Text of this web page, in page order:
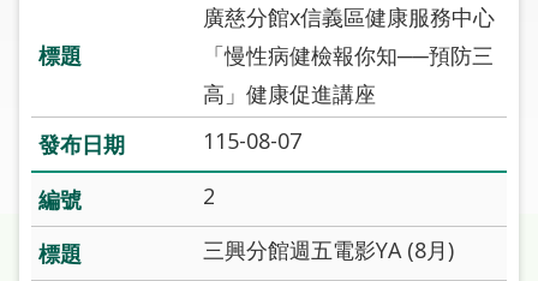
線
上
請
常
見
問
答
廣慈分館x信義區健康服務中心
「慢性病健檢報你知──預防三
高」健康促進講座
115-08-07
2
三興分館週五電影YA (8月)